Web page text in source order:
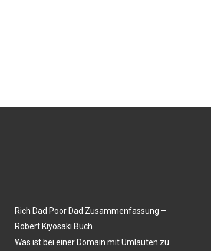
Rich Dad Poor Dad Zusammenfassung –
Robert Kiyosaki Buch
Was ist bei einer Domain mit Umlauten zu